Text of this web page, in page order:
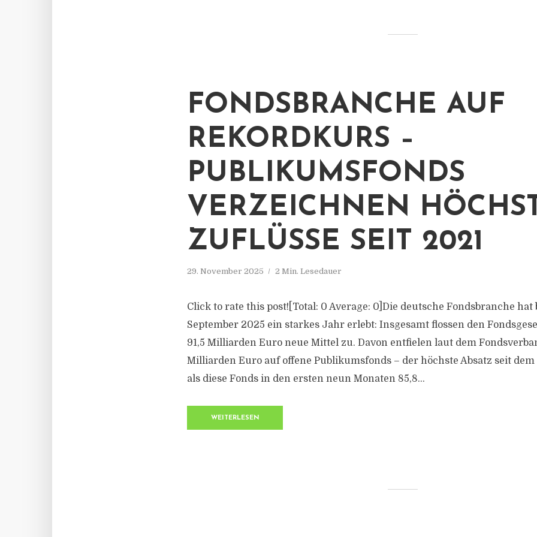
FONDSBRANCHE AUF
REKORDKURS –
PUBLIKUMSFONDS
VERZEICHNEN
ZUFLÜSSE SEIT 2021
29. November 2025 2 Min. Lesedauer
Click to rate this post![Total: 0 Average: 0]Die deutsche Fondsbranche hat
September 2025 ein starkes Jahr erlebt: Insgesamt flossen den
91,5 Milliarden Euro neue Mittel zu. Davon entfielen laut dem
Milliarden Euro auf offene Publikumsfonds – der höchste Absatz seit
als diese Fonds in den ersten neun Monaten 85,8...
WEITERLESEN